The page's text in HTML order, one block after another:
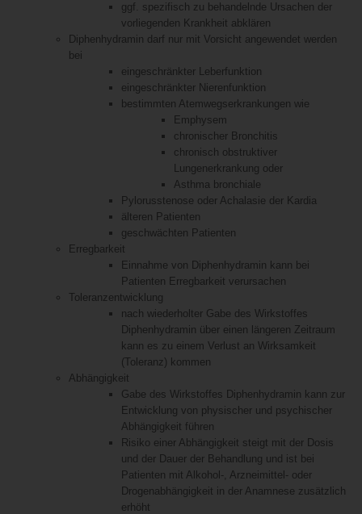
ggf. spezifisch zu behandelnde Ursachen der
vorliegenden Krankheit abklären
Diphenhydramin darf nur mit Vorsicht angewendet werden
bei
eingeschränkter Leberfunktion
eingeschränkter Nierenfunktion
bestimmten Atemwegserkrankungen wie
Emphysem
chronischer Bronchitis
chronisch obstruktiver
Lungenerkrankung oder
Asthma bronchiale
Pylorusstenose oder Achalasie der Kardia
älteren Patienten
geschwächten Patienten
Erregbarkeit
Einnahme von Diphenhydramin kann bei
Patienten Erregbarkeit verursachen
Toleranzentwicklung
nach wiederholter Gabe des Wirkstoffes
Diphenhydramin über einen längeren Zeitraum
kann es zu einem Verlust an Wirksamkeit
(Toleranz) kommen
Abhängigkeit
Gabe des Wirkstoffes Diphenhydramin kann zur
Entwicklung von physischer und psychischer
Abhängigkeit führen
Risiko einer Abhängigkeit steigt mit der Dosis
und der Dauer der Behandlung und ist bei
Patienten mit Alkohol-, Arzneimittel- oder
Drogenabhängigkeit in der Anamnese zusätzlich
erhöht